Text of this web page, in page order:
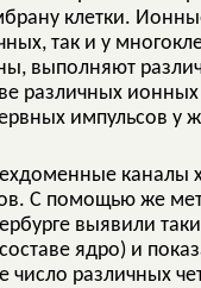
клетки.
так и у
выполняют
различных
импульсов у
С помощью же
выявили
ядро) и
различных